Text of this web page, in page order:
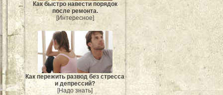
Как быстро навести порядок
после ремонта.
[Интересное]
Как пережить развод без стресса
и депрессий?
[Надо знать]